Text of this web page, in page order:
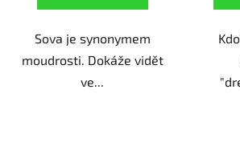
Sova je synonymem
moudrosti. Dokáže vidět
ve...